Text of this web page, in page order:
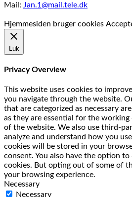
Mail: Jan.1@mail.tele.dk
Hjemmesiden bruger cookies
Luk
Privacy Overview
This website uses cookies to
you navigate through the website.
that are categorized as necessary
as they are essential for the
of the website. We also use third-
analyze and understand how you
cookies will be stored in your
consent. You also have the option
cookies. But opting out of some of
your browsing experience.
Necessary
Necessary